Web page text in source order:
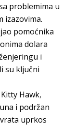
problemima u
izazovima.
pomoćnika
dolara
i
su ključni
Hawk,
i podržan
uprkos